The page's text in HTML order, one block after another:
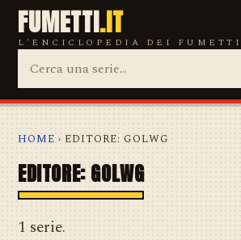
FUMETTI.IT
L'ENCICLOPEDIA DEI FUMETTI
HOME › EDITORE: GOLWG
EDITORE: GOLWG
1 serie.